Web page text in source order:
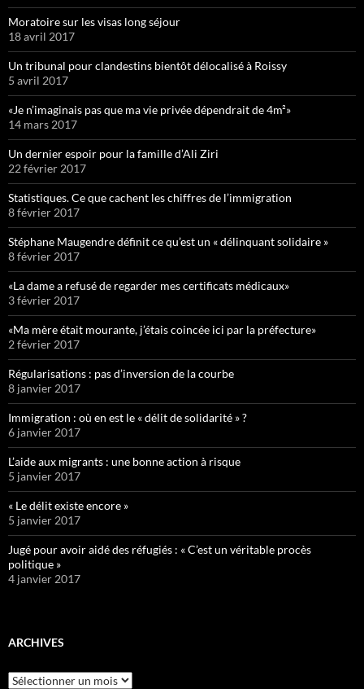
Moratoire sur les visas long séjour
18 avril 2017
Un tribunal pour clandestins bientôt délocalisé à Roissy
5 avril 2017
«Je n’imaginais pas que ma vie privée dépendrait de 4m²»
14 mars 2017
Un dernier espoir pour la famille d’Ali Ziri
22 février 2017
Statistiques. Ce que cachent les chiffres de l’immigration
8 février 2017
Stéphane Maugendre définit ce qu’est un « délinquant solidaire »
8 février 2017
«La dame a refusé de regarder mes certificats médicaux»
3 février 2017
«Ma mère était mourante, j’étais coincée ici par la préfecture»
2 février 2017
Régularisations : pas d’inversion de la courbe
8 janvier 2017
Immigration : où en est le « délit de solidarité » ?
6 janvier 2017
L’aide aux migrants : une bonne action à risque
5 janvier 2017
« Le délit existe encore »
5 janvier 2017
Jugé pour avoir aidé des réfugiés : « C’est un véritable procès
politique »
4 janvier 2017
ARCHIVES
Archives